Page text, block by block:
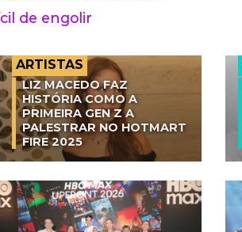
de engolir
ARTISTAS
LIZ MACEDO FAZ
HISTÓRIA COMO A
PRIMEIRA GEN Z A
PALESTRAR NO HOTMART
FIRE 2025